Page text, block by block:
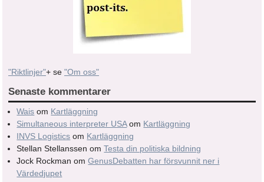
"Riktlinjer"+ se "Om oss"
Senaste kommentarer
Wais om Kartläggning
Simultaneous interpreter USAom Kartläggning
INVS Logistics om Kartläggning
Stellan Stellanssen omTesta din politiska bildning
Jock Rockman omGenusDebatten har försvunnit ner i
Värdedjupet